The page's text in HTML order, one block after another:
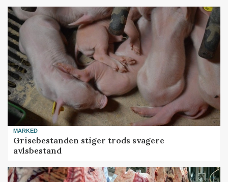
MARKED
Grisebestanden stiger trods svagere
avlsbestand